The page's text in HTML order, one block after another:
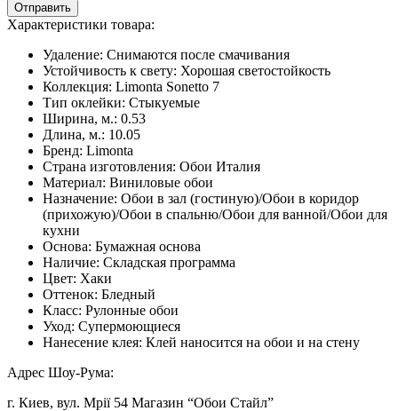
Отправить
Характеристики товара:
Удаление: Снимаются после смачивания
Устойчивость к свету: Хорошая светостойкость
Коллекция: Limonta Sonetto 7
Тип оклейки: Стыкуемые
Ширина, м.: 0.53
Длина, м.: 10.05
Бренд: Limonta
Страна изготовления: Обои Италия
Материал: Виниловые обои
Назначение: Обои в зал (гостиную)/Обои в коридор
(прихожую)/Обои в спальню/Обои для ванной/Обои для
кухни
Основа: Бумажная основа
Наличие: Складская программа
Цвет: Хаки
Оттенок: Бледный
Класс: Рулонные обои
Уход: Супермоющиеся
Нанесение клея: Клей наносится на обои и на стену
Адрес Шоу-Рума:
г. Киев, вул. Мрії 54 Магазин “Обои Стайл”